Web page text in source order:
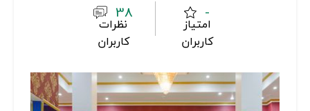
-
امتیاز
کاربران
38
نظرات
کاربران